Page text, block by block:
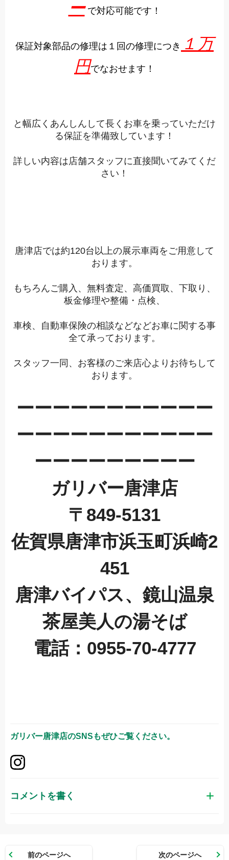
ー で対応可能です！
保証対象部品の修理は １回の修理につき １万
円でなおせます ！
と幅広くあんしんして長くお車を乗っていただけ
る保証を準備致しています！
詳しい内容は店舗スタッフに直接聞いてみてくだ
さい！
唐津店では約120台以上の展示車両をご用意して
おります。
もちろんご購入、無料査定、高価買取、下取り、
板金修理や整備・点検、
車検、自動車保険の相談などなどお車に関する事
全て承っております。
スタッフ一同、お客様のご来店心よりお待ちして
おります。
ーーーーーーーーーーー
ーーーーーーーーーーー
ーーーーーーーーー
ガリバー唐津店
〒849-5131
佐賀県唐津市浜玉町浜崎2
451
唐津バイパス、鏡山温泉
茶屋美人の湯そば
電話：0955-70-4777
ガリバー唐津店のSNSもぜひご覧ください。
コメントを書く
前のページへ 次のページへ